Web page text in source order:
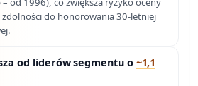
do honorowania 30-letniej
od liderów segmentu o ~1,1